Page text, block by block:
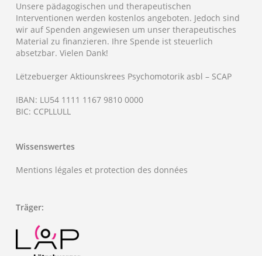
Unsere pädagogischen und therapeutischen
Interventionen werden kostenlos angeboten. Jedoch sind
wir auf Spenden angewiesen um unser therapeutisches
Material zu finanzieren. Ihre Spende ist steuerlich
absetzbar. Vielen Dank!
Lëtzebuerger Aktiounskrees Psychomotorik asbl – SCAP
IBAN: LU54 1111 1167 9810 0000
BIC: CCPLLULL
Wissenswertes
Mentions légales et protection des données
Träger: